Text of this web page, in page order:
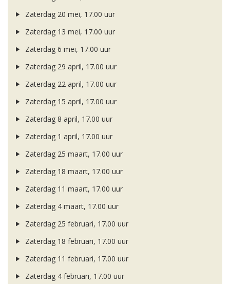
Zaterdag 20 mei, 17.00 uur
Zaterdag 13 mei, 17.00 uur
Zaterdag 6 mei, 17.00 uur
Zaterdag 29 april, 17.00 uur
Zaterdag 22 april, 17.00 uur
Zaterdag 15 april, 17.00 uur
Zaterdag 8 april, 17.00 uur
Zaterdag 1 april, 17.00 uur
Zaterdag 25 maart, 17.00 uur
Zaterdag 18 maart, 17.00 uur
Zaterdag 11 maart, 17.00 uur
Zaterdag 4 maart, 17.00 uur
Zaterdag 25 februari, 17.00 uur
Zaterdag 18 februari, 17.00 uur
Zaterdag 11 februari, 17.00 uur
Zaterdag 4 februari, 17.00 uur